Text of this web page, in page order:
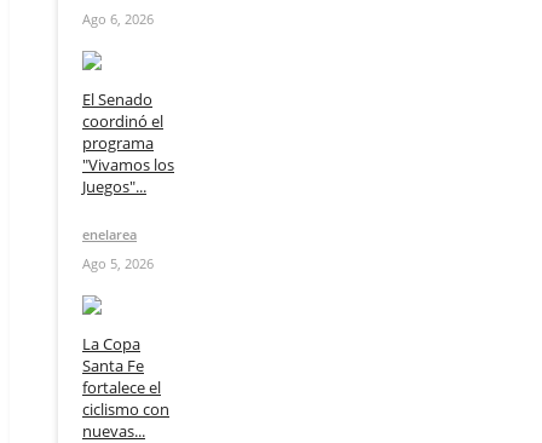
Ago 6, 2026
El Senado
coordinó el
programa
"Vivamos los
Juegos"...
enelarea
Ago 5, 2026
La Copa
Santa Fe
fortalece el
ciclismo con
nuevas...